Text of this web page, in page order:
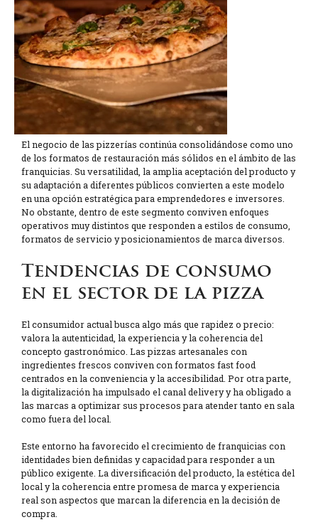
El negocio de las pizzerías continúa consolidándose como uno
de los formatos de restauración más sólidos en el ámbito de las
franquicias. Su versatilidad, la amplia aceptación del producto y
su adaptación a diferentes públicos convierten a este modelo
en una opción estratégica para emprendedores e inversores.
No obstante, dentro de este segmento conviven enfoques
operativos muy distintos que responden a estilos de consumo,
formatos de servicio y posicionamientos de marca diversos.
Tendencias de consumo
en el sector de la pizza
El consumidor actual busca algo más que rapidez o precio:
valora la autenticidad, la experiencia y la coherencia del
concepto gastronómico. Las pizzas artesanales con
ingredientes frescos conviven con formatos fast food
centrados en la conveniencia y la accesibilidad. Por otra parte,
la digitalización ha impulsado el canal delivery y ha obligado a
las marcas a optimizar sus procesos para atender tanto en sala
como fuera del local.
Este entorno ha favorecido el crecimiento de franquicias con
identidades bien definidas y capacidad para responder a un
público exigente. La diversificación del producto, la estética del
local y la coherencia entre promesa de marca y experiencia
real son aspectos que marcan la diferencia en la decisión de
compra.